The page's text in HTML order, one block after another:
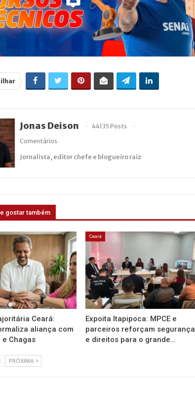
Jonas Deison
44135 Posts
Comentários
Jornalista, editor chefe e blogueiro raiz
gostar também
Ceará:
aliança com
e Chagas
Ceará
Expoita Itapipoca: MPCE e
parceiros reforçam segurança
e direitos para o grande…
PRÓXIMA